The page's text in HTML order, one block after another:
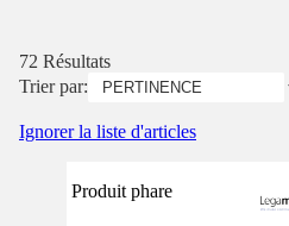
72 Résultats
Trier par:
Ignorer la liste d'articles
Produit phare